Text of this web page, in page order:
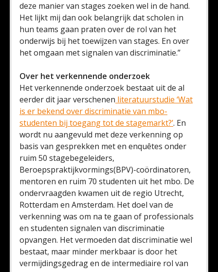
deze manier van stages zoeken wel in de hand.
Het lijkt mij dan ook belangrijk dat scholen in
hun teams gaan praten over de rol van het
onderwijs bij het toewijzen van stages. En over
het omgaan met signalen van discriminatie.”
Over het verkennende onderzoek
Het verkennende onderzoek bestaat uit de al
eerder dit jaar verschenen literatuurstudie ‘Wat
is er bekend over discriminatie van mbo-
studenten bij toegang tot de stagemarkt?’. En
wordt nu aangevuld met deze verkenning op
basis van gesprekken met en enquêtes onder
ruim 50 stagebegeleiders,
Beroepspraktijkvormings(BPV)-coördinatoren,
mentoren en ruim 70 studenten uit het mbo. De
ondervraagden kwamen uit de regio Utrecht,
Rotterdam en Amsterdam. Het doel van de
verkenning was om na te gaan of professionals
en studenten signalen van discriminatie
opvangen. Het vermoeden dat discriminatie wel
bestaat, maar minder merkbaar is door het
vermijdingsgedrag en de intermediaire rol van